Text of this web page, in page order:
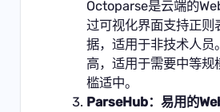
Octoparse是云端的
过可视化界面支持正则
据，适用于非技术人员
高，适用于需要中等规
槛适中。
ParseHub：易用的